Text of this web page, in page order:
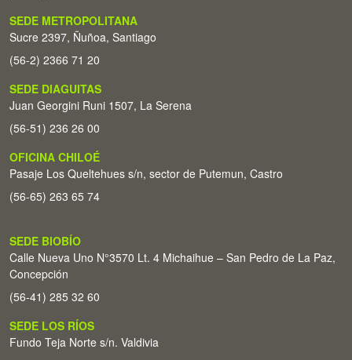
SEDE METROPOLITANA
Sucre 2397, Ñuñoa, Santiago
(56-2) 2366 71 20
SEDE DIAGUITAS
Juan Georgini Runi 1507, La Serena
(56-51) 236 26 00
OFICINA CHILOÉ
Pasaje Los Queltehues s/n, sector de Putemun, Castro
(56-65) 263 65 74
SEDE BIOBÍO
Calle Nueva Uno N°3570 Lt. 4 Michaihue – San Pedro de La Paz,
Concepción
(56-41) 285 32 60
SEDE LOS RÍOS
Fundo Teja Norte s/n. Valdivia